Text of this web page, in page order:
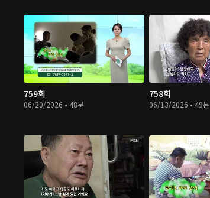
759회
06/20/2026 • 48분
758회
06/13/2026 • 49분